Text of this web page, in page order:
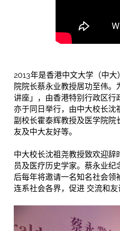
2013年是香港中文大学（中
院院长蔡永业教授居功至伟
讲座」，由香港特别行政区行
亦于同日举行，由中大校长
副校长霍泰辉教授及医学院
友及中大友好等。
中大校长沈祖尧教授致欢迎
员及医疗历史学家。蔡永业
后每年将邀请一名知名社会领
连系社会各界，促进 交流和友